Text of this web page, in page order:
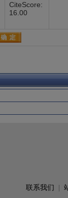
CiteScore:
16.00
联系我们